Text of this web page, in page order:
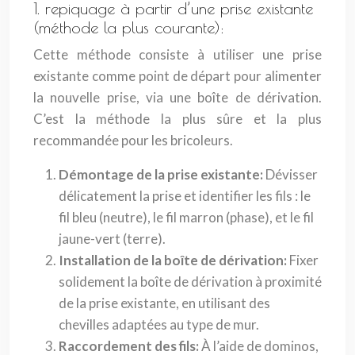
1. repiquage à partir d’une prise existante
(méthode la plus courante):
Cette méthode consiste à utiliser une prise
existante comme point de départ pour alimenter
la nouvelle prise, via une boîte de dérivation.
C’est la méthode la plus sûre et la plus
recommandée pour les bricoleurs.
Démontage de la prise existante: Dévisser
délicatement la prise et identifier les fils : le
fil bleu (neutre), le fil marron (phase), et le fil
jaune-vert (terre).
Installation de la boîte de dérivation: Fixer
solidement la boîte de dérivation à proximité
de la prise existante, en utilisant des
chevilles adaptées au type de mur.
Raccordement des fils:À l’aide de dominos,